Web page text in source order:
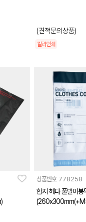
(견적문의상품)
칼라인쇄
상품번호 778258
합지 헤다 풀발이봉